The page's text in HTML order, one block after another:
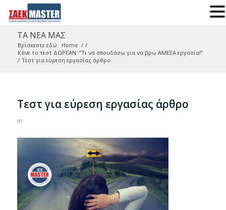
ΤΑ ΝΕΑ ΜΑΣ
Βρίσκεστε εδώ: Home / /
Κάνε το τεστ ΔΩΡΕΑΝ: “Τι να σπουδάσω για να βρω ΑΜΕΣΑ εργασία!”
/ Τεστ για εύρεση εργασίας άρθρο
Τεστ για εύρεση εργασίας άρθρο
in